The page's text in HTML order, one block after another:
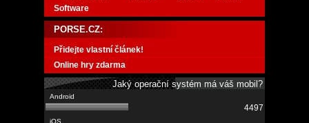
Software
PORSE.CZ:
Přidejte vlastní článek!
Online hry zdarma
Jaký operační systém má váš mobil?
4497